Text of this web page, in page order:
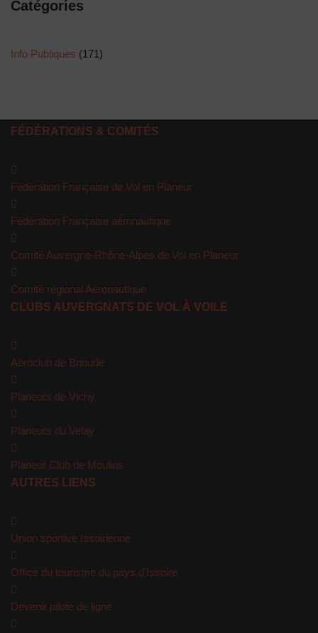
Catégories
Info Publiques (171)
FÉDÉRATIONS & COMITÉS
Fédération Française de Vol en Planeur
Fédération Française aéronautique
Comité Auvergne-Rhône-Alpes de Vol en Planeur
Comité régional Aéronautique
CLUBS AUVERGNATS DE VOL À VOILE
Aéroclub de Brioude
Planeurs de Vichy
Planeurs du Velay
Planeur Club de Moulins
AUTRES LIENS
Union sportive Issoirienne
Office du tourisme du pays d'Issoire
Devenir pilote de ligne